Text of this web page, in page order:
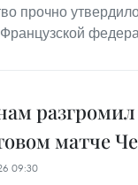
прочно
матче
09:30